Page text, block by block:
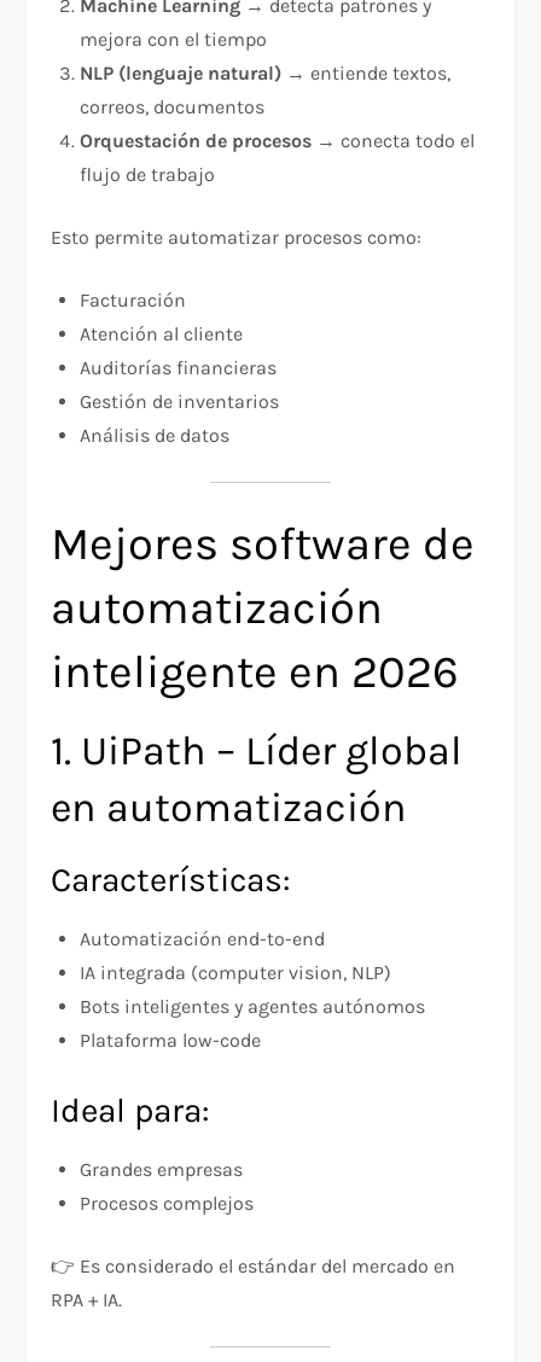
Machine Learning → detecta patrones y
mejora con el tiempo
NLP (lenguaje natural) → entiende textos,
correos, documentos
Orquestación de procesos → conecta todo el
flujo de trabajo
Esto permite automatizar procesos como:
Facturación
Atención al cliente
Auditorías financieras
Gestión de inventarios
Análisis de datos
Mejores software de
automatización
inteligente en 2026
1. UiPath – Líder global
en automatización
Características:
Automatización end-to-end
IA integrada (computer vision, NLP)
Bots inteligentes y agentes autónomos
Plataforma low-code
Ideal para:
Grandes empresas
Procesos complejos
👉 Es considerado el estándar del mercado en
RPA + IA.